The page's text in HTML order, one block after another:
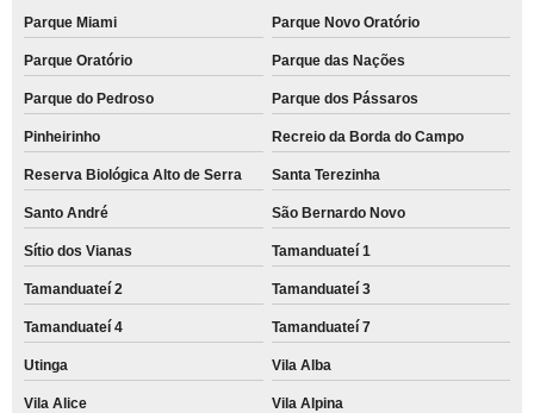
Parque Miami Parque Novo Oratório
Parque Oratório Parque das Nações
Parque do Pedroso Parque dos Pássaros
Pinheirinho Recreio da Borda do Campo
Reserva Biológica Alto de Serra Santa Terezinha
Santo André São Bernardo Novo
Sítio dos Vianas Tamanduateí 1
Tamanduateí 2 Tamanduateí 3
Tamanduateí 4 Tamanduateí 7
Utinga Vila Alba
Vila Alice Vila Alpina